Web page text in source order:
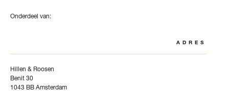
Onderdeel van:
ADRES
Hillen & Roosen
Benit 30
1043 BB Amsterdam